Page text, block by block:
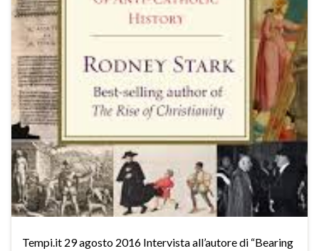
Tempi.it 29 agosto 2016 Intervista all’autore di “Bearing